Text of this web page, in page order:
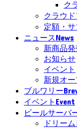
ク
クラウ
定額・サ
ニュースNews
新商品発
お知らせ
イベント
新規オー
ブルワリー
イベント Event
ビールサーバ
ドリー